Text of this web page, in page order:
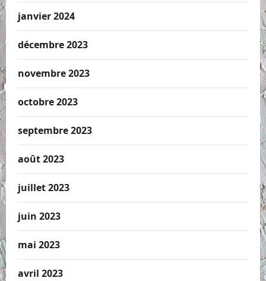
janvier 2024
décembre 2023
novembre 2023
octobre 2023
septembre 2023
août 2023
juillet 2023
juin 2023
mai 2023
avril 2023